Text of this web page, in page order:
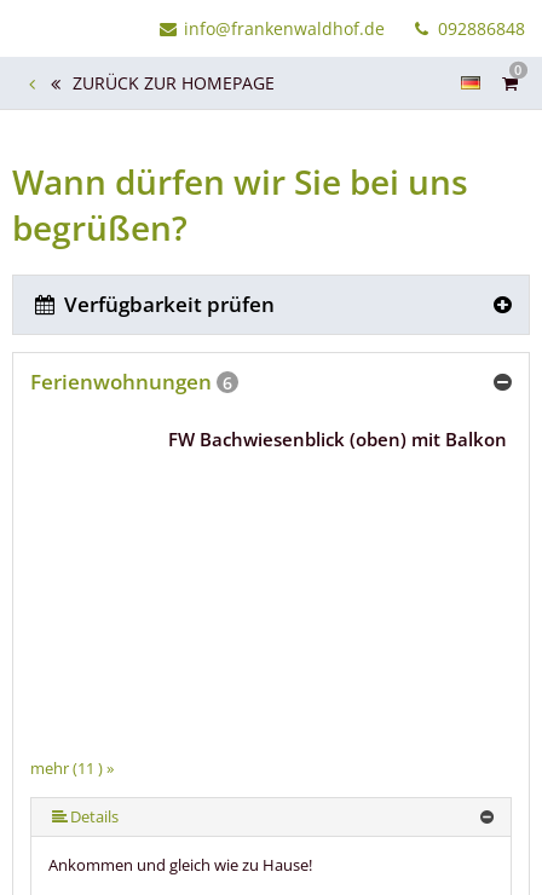
info@frankenwaldhof.de 092886848
0
ZURÜCK ZUR HOMEPAGE
Wann dürfen wir Sie bei uns
begrüßen?
Verfügbarkeit prüfen
Ferienwohnungen 6
mehr (11 ) »
mehr (11 ) »
mehr (11 ) »
mehr (11 ) »
mehr (11 ) »
mehr (11 ) »
mehr (11 ) »
mehr (11 ) »
FW Bachwiesenblick (oben) mit Balkon
Details
Ankommen und gleich wie zu Hause!